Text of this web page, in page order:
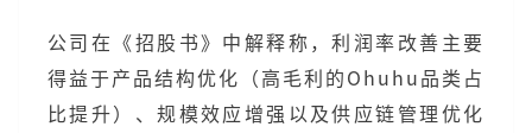
公司在《招股书》中解释称，利润率改善主要
得益于产品结构优化（高毛利的Ohuhu品类占
比提升）、规模效应增强以及供应链管理优化